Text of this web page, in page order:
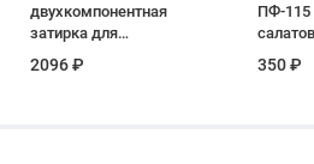
двухкомпонентная
затирка для
DEMEX в тубе цвет
2096 ₽
ПФ-115
350 ₽